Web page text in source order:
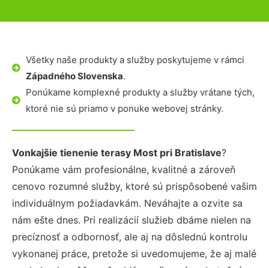
Všetky naše produkty a služby poskytujeme v rámci
Západného Slovenska.
Ponúkame komplexné produkty a služby vrátane tých,
ktoré nie sú priamo v ponuke webovej stránky.
Vonkajšie tienenie terasy Most pri Bratislave?
Ponúkame vám profesionálne, kvalitné a zároveň
cenovo rozumné služby, ktoré sú prispôsobené vašim
individuálnym požiadavkám. Neváhajte a ozvite sa
nám ešte dnes. Pri realizácií služieb dbáme nielen na
precíznosť a odbornosť, ale aj na dôslednú kontrolu
vykonanej práce, pretože si uvedomujeme, že aj malé